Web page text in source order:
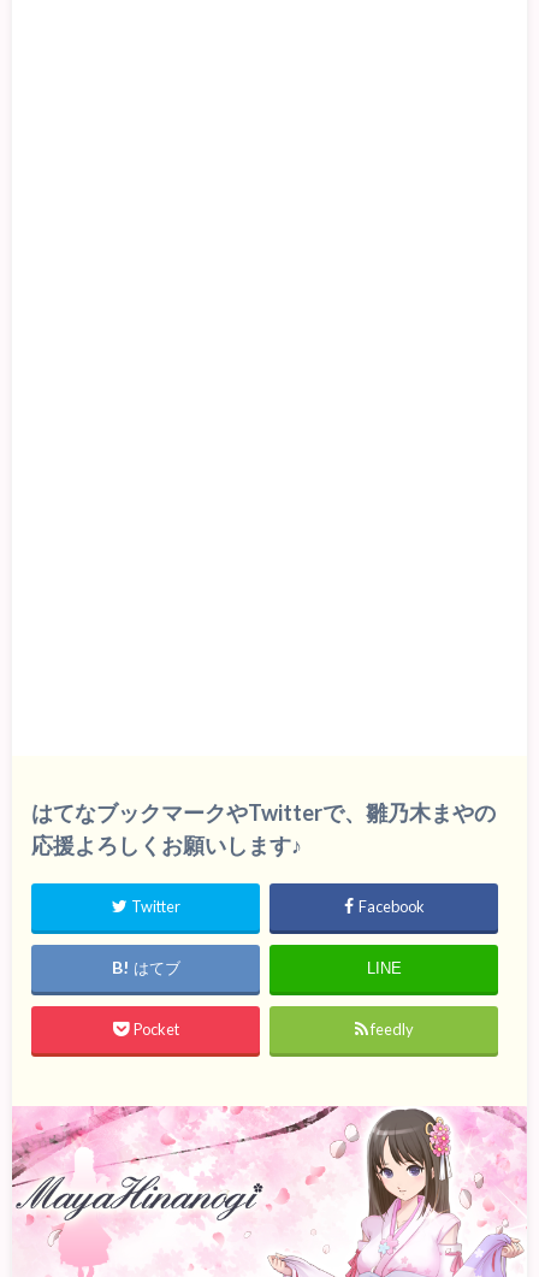
はてなブックマークやTwitterで、雛乃木まやの
応援よろしくお願いします♪
Twitter Facebook
はてブ LINE
Pocket feedly